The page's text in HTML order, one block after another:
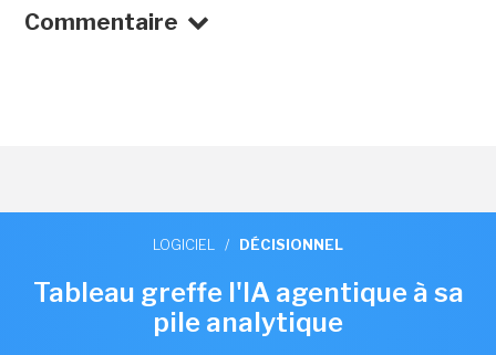
Commentaire
LOGICIEL / DÉCISIONNEL
Tableau greffe l'IA agentique à sa
pile analytique